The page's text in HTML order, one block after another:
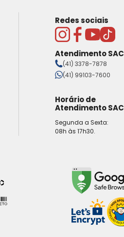
Redes sociais
Atendimento SAC
(41) 3378-7878
(41) 99103-7600
Horário de
Atendimento SAC
Segunda a Sexta:
08h às 17h30.